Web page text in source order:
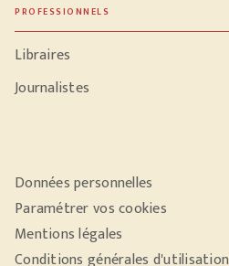
PROFESSIONNELS
Libraires
Journalistes
Données personnelles
Paramétrer vos cookies
Mentions légales
Conditions générales d'utilisation